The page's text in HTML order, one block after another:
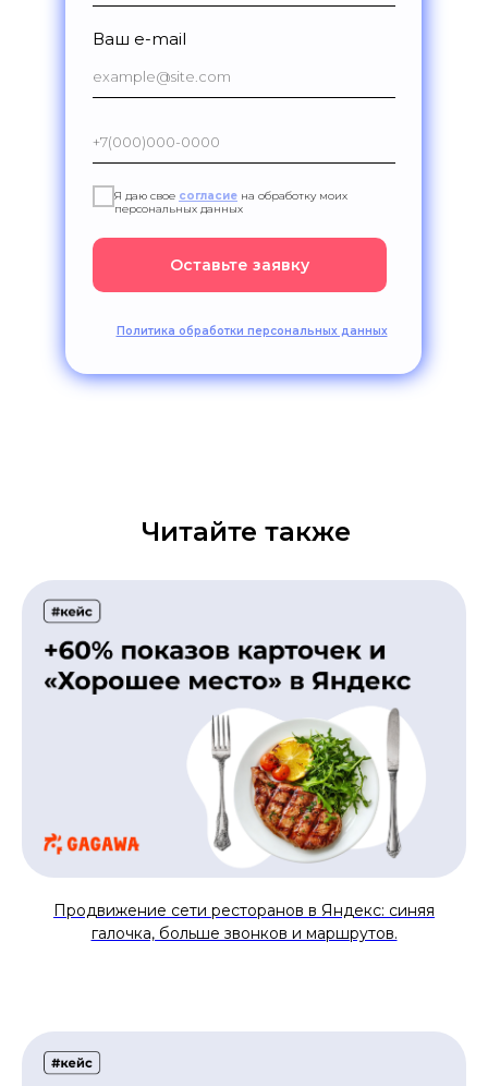
Политика обработки персональных данных
Ваш e-mail
Я даю свое согласие на обработку моих
персональных данных
Оставьте заявку
Читайте также
Продвижение сети ресторанов в Яндекс: синяя
галочка, больше звонков и маршрутов.